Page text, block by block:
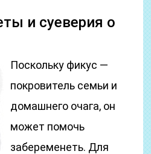
и суеверия о
Поскольку фикус —
покровитель семьи и
домашнего очага, он
может помочь
забеременеть. Для